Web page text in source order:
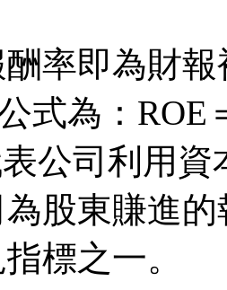
率即為財報
式為：
公司利用
股東賺進
標之一。